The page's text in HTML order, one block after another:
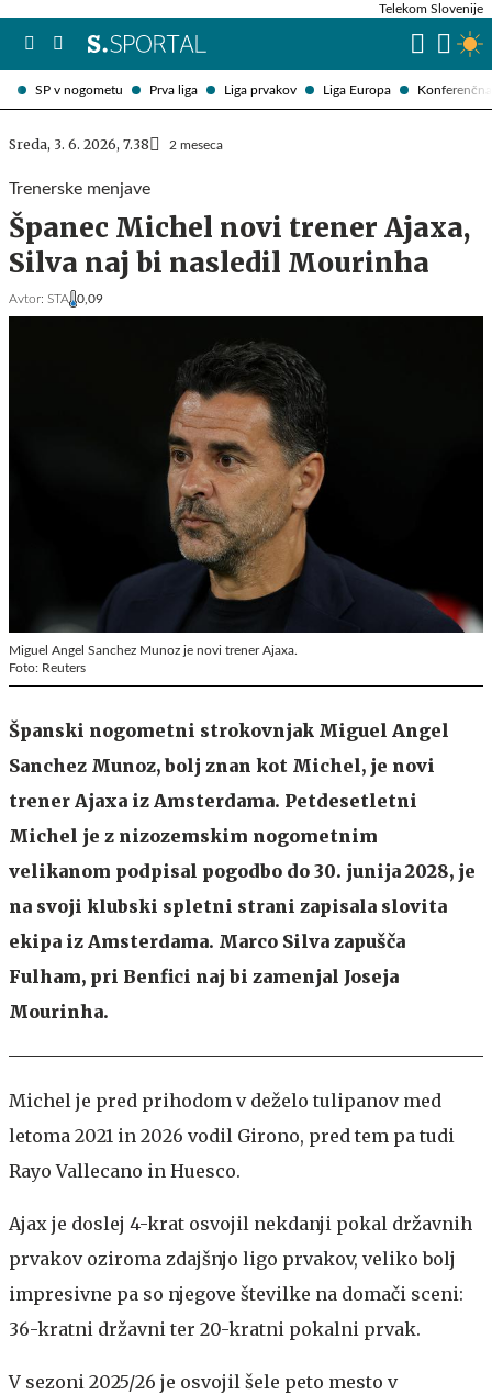
SP v nogometu Prva liga Liga prvakov Liga Europa
Telekom Slovenije
Sreda, 3. 6. 2026, 7.38 2 meseca
Trenerske menjave
Španec Michel novi trener Ajaxa,
Silva naj bi nasledil Mourinha
Avtor: STA 0,09
Miguel Angel Sanchez Munoz je novi trener Ajaxa.
Foto: Reuters
Španski nogometni strokovnjak Miguel Angel
Sanchez Munoz, bolj znan kot Michel, je novi
trener Ajaxa iz Amsterdama. Petdesetletni
Michel je z nizozemskim nogometnim
velikanom podpisal pogodbo do 30. junija 2028, je
na svoji klubski spletni strani zapisala slovita
ekipa iz Amsterdama. Marco Silva zapušča
Fulham, pri Benfici naj bi zamenjal Joseja
Mourinha.
Michel je pred prihodom v deželo tulipanov med
letoma 2021 in 2026 vodil Girono, pred tem pa tudi
Rayo Vallecano in Huesco.
Ajax je doslej 4-krat osvojil nekdanji pokal državnih
prvakov oziroma zdajšnjo ligo prvakov, veliko bolj
impresivne pa so njegove številke na domači sceni:
36-kratni državni ter 20-kratni pokalni prvak.
V sezoni 2025/26 je osvojil šele peto mesto v